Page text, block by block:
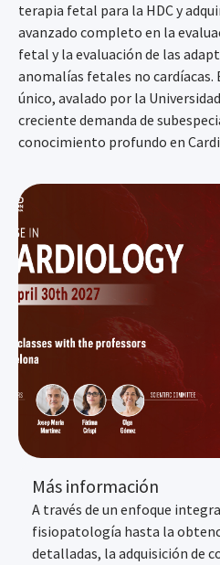
terapia fetal para la HDC y
avanzado completo en la
fetal y la evaluación de las
anomalías fetales no cardíacas.
único, avalado por la
creciente demanda de
conocimiento profundo en
Más información
A través de un enfoque
fisiopatología hasta la
detalladas, la adquisición de